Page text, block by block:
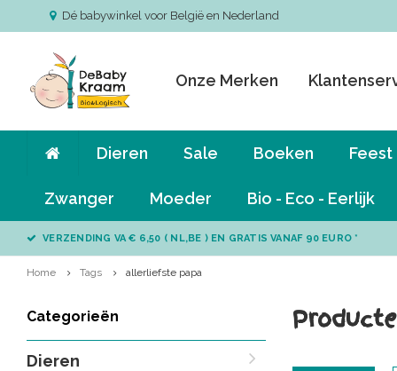
Dé babywinkel voor België en Nederland
Onze Merken
Dieren Sale Boeken Feest
Zwanger Moeder Bio - Eco - Eerlijk
VERZENDING VA € 6,50 ( NL,BE ) EN GRATIS VANAF 90 EURO *
Home Tags allerliefste papa
Categorieën
Dieren